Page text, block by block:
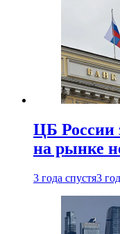
ЦБ России
на рынке
3 года спустя3